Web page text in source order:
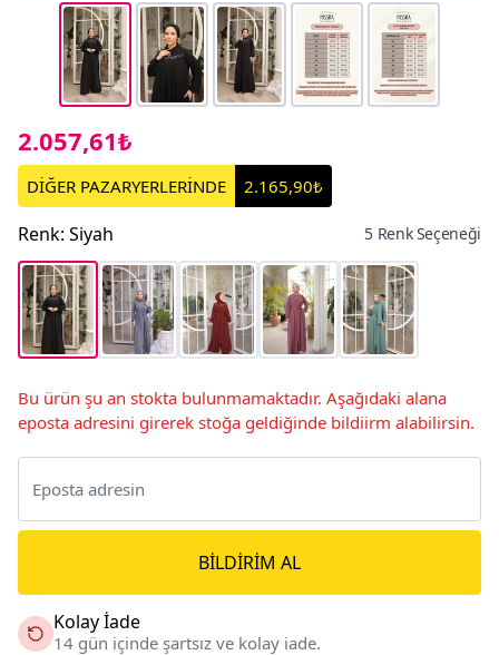
2.057,61₺
DİĞER PAZARYERLERİNDE 2.165,90₺
Renk: Siyah 5 Renk Seçeneği
Bu ürün şu an stokta bulunmamaktadır. Aşağıdaki alana
eposta adresini girerek stoğa geldiğinde bildiirm alabilirsin.
BILDIRIM AL
Kolay İade
14 gün içinde şartsız ve kolay iade.